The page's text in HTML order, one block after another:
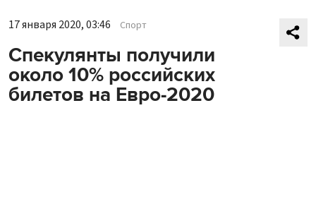
17 января 2020, 03:46 Спорт
Спекулянты получили
около 10% российских
билетов на Евро-2020